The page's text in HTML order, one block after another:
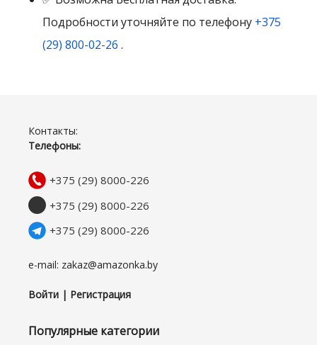
Подробности уточняйте по телефону +375
(29) 800-02-26 .
Контакты:
Телефоны:
+375 (29) 8000-226
+375 (29) 8000-226
+375 (29) 8000-226
e-mail: zakaz@amazonka.by
Войти | Регистрация
Популярные категории